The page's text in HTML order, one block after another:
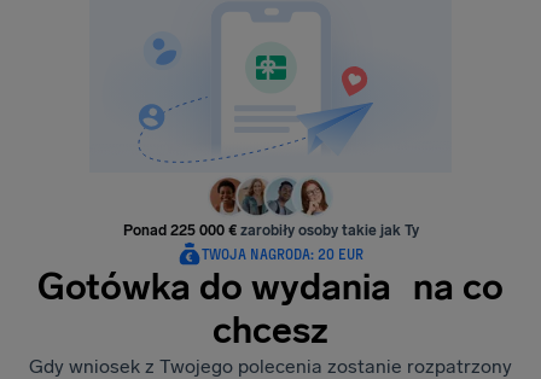
Ponad 225 000 € zarobiły osoby takie jak Ty
TWOJA NAGRODA: 20 EUR
Gotówka do wydania na co
chcesz
Gdy wniosek z Twojego polecenia zostanie rozpatrzony